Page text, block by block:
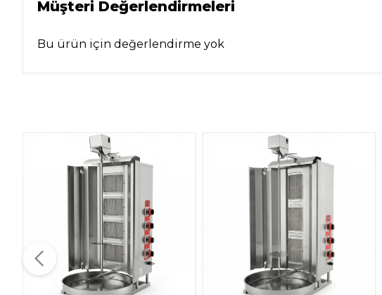
Müşteri Değerlendirmeleri
Bu ürün için değerlendirme yok